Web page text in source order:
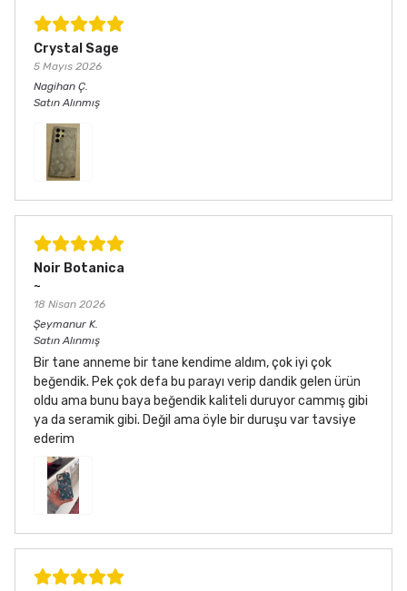
Crystal Sage
5 Mayıs 2026
Nagihan Ç.
Satın Alınmış
Noir Botanica
~
18 Nisan 2026
Şeymanur K.
Satın Alınmış
Bir tane anneme bir tane kendime aldım, çok iyi çok
beğendik. Pek çok defa bu parayı verip dandik gelen ürün
oldu ama bunu baya beğendik kaliteli duruyor cammış gibi
ya da seramik gibi. Değil ama öyle bir duruşu var tavsiye
ederim